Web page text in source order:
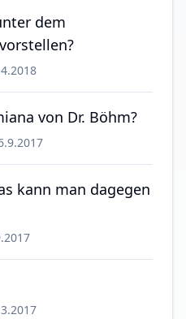
dem
von Dr. Böhm?
kann man dagegen